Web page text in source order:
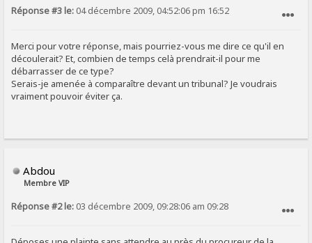
Réponse #3 le: 04 décembre 2009, 04:52:06 pm 16:52
Merci pour votre réponse, mais pourriez-vous me dire ce qu'il en
découlerait? Et, combien de temps celà prendrait-il pour me
débarrasser de ce type?
Serais-je amenée à comparaître devant un tribunal? Je voudrais
vraiment pouvoir éviter ça.
Abdou
Membre VIP
Réponse #2 le: 03 décembre 2009, 09:28:06 am 09:28